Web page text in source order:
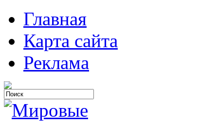
Главная
Карта сайта
Реклама